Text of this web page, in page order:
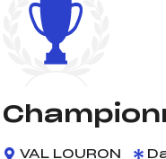
VAL LOURON